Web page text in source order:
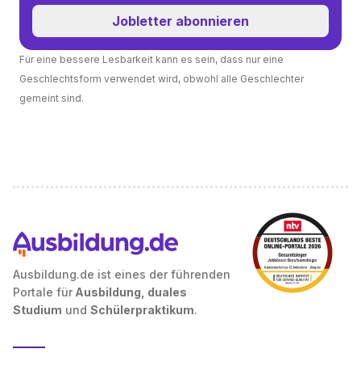
Jobletter abonnieren
Für eine bessere Lesbarkeit kann es sein, dass nur eine
Geschlechtsform verwendet wird, obwohl alle Geschlechter
gemeint sind.
Ausbildung.de ist eines der führenden
Portale für Ausbildung, duales
Studium und Schülerpraktikum.